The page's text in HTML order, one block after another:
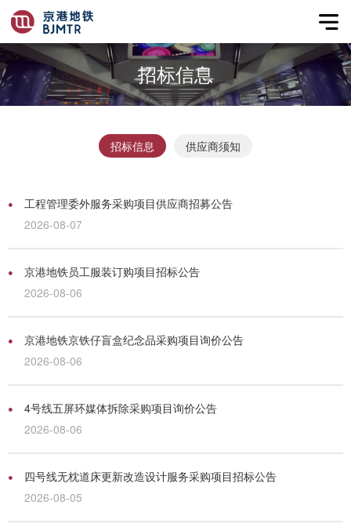
招标信息 供应商须知
招标信息
工程管理委外服务采购项目供应商招募公告
2026-08-07
京港地铁员工服装订购项目招标公告
2026-08-06
京港地铁京铁仔盲盒纪念品采购项目询价公告
2026-08-06
4号线五屏环媒体拆除采购项目询价公告
2026-08-06
四号线无枕道床更新改造设计服务采购项目招标公告
2026-08-05